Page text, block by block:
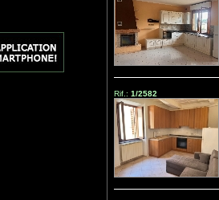
Rif.: 1/2582